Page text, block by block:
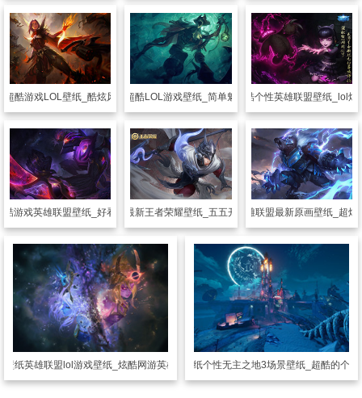
超酷游戏LOL壁纸_酷炫风格的游戏
游戏壁纸 超酷LOL游戏壁纸_简单魅力的游戏
游戏壁纸 炫酷个性英雄联盟壁纸_lol
酷游戏英雄联盟壁纸_好看个性的游戏
游戏壁纸 最新王者荣耀壁纸_五五开黑节壁纸
游戏壁纸 英雄联盟最新原画壁纸_超炫
壁纸英雄联盟lol游戏壁纸_炫酷网游英雄联盟
游戏壁纸个性无主之地3场景壁纸_超酷的个性